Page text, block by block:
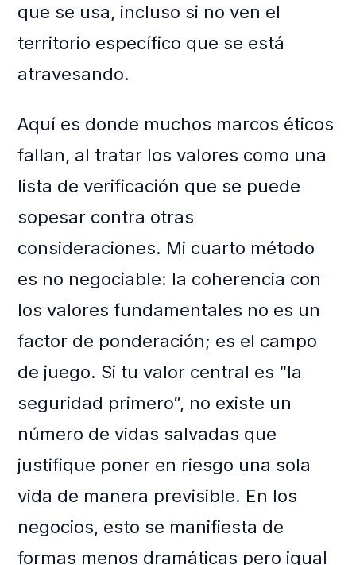
que se usa, incluso si no ven el
territorio específico que se está
atravesando.
Aquí es donde muchos marcos éticos
fallan, al tratar los valores como una
lista de verificación que se puede
sopesar contra otras
consideraciones. Mi cuarto método
es no negociable: la coherencia con
los valores fundamentales no es un
factor de ponderación; es el campo
de juego. Si tu valor central es “la
seguridad primero”, no existe un
número de vidas salvadas que
justifique poner en riesgo una sola
vida de manera previsible. En los
negocios, esto se manifiesta de
formas menos dramáticas pero igual